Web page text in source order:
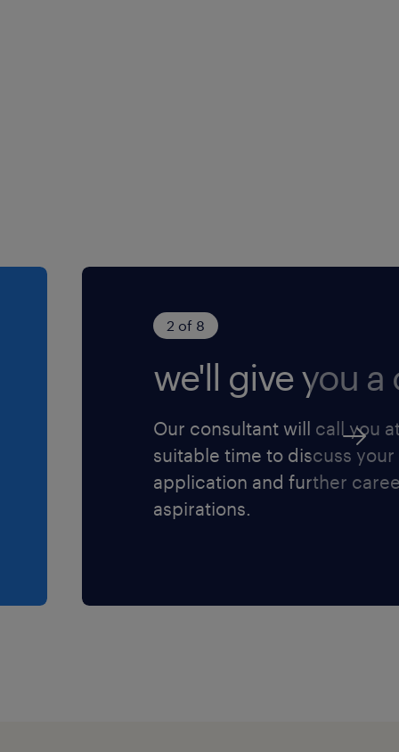
2 of 8
we'll give you a
Our consultant will call you
suitable time to discuss your
application and further
aspirations.